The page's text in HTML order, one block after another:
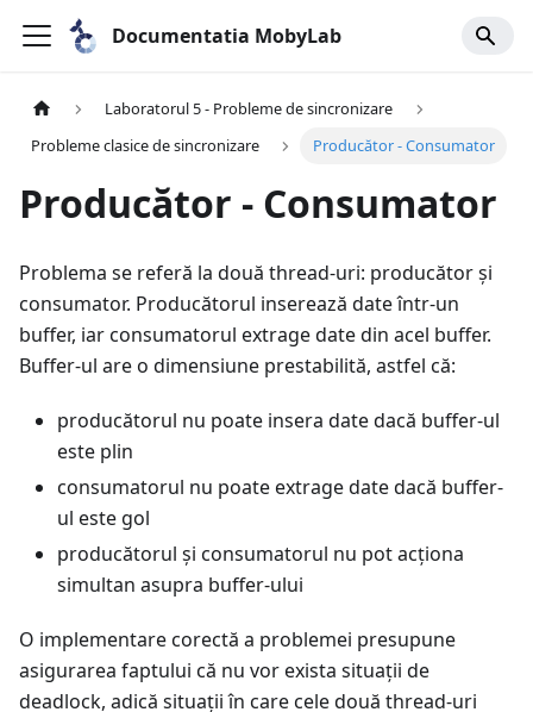
Documentatia MobyLab
Laboratorul 5 - Probleme de sincronizare
Probleme clasice de sincronizare
Producător - Consumator
Producător - Consumator
Problema se referă la două thread-uri: producător și
consumator. Producătorul inserează date într-un
buffer, iar consumatorul extrage date din acel buffer.
Buffer-ul are o dimensiune prestabilită, astfel că:
producătorul nu poate insera date dacă buffer-ul
este plin
consumatorul nu poate extrage date dacă buffer-
ul este gol
producătorul și consumatorul nu pot acționa
simultan asupra buffer-ului
O implementare corectă a problemei presupune
asigurarea faptului că nu vor exista situații de
deadlock, adică situații în care cele două thread-uri